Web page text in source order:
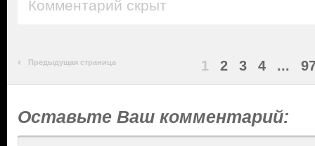
Комментарий скрыт
Предыдущая страница 1 2 3 4 ...
Оставьте Ваш комментарий: